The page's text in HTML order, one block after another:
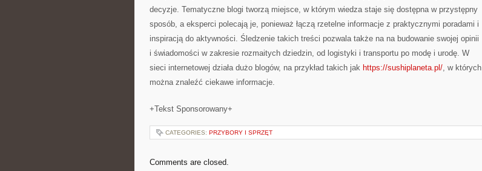
decyzje. Tematyczne blogi tworzą miejsce, w którym wiedza staje się dostępna w przystępny
sposób, a eksperci polecają je, ponieważ łączą rzetelne informacje z praktycznymi poradami i
inspiracją do aktywności. Śledzenie takich treści pozwala także na na budowanie swojej opinii
i świadomości w zakresie rozmaitych dziedzin, od logistyki i transportu po modę i urodę. W
sieci internetowej działa dużo blogów, na przykład takich jak https://sushiplaneta.pl/, w których
można znaleźć ciekawe informacje.
+Tekst Sponsorowany+
CATEGORIES: PRZYBORY I SPRZĘT
Comments are closed.